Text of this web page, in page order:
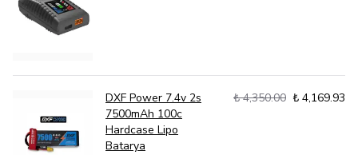
DXF Power 7.4v 2s
7500mAh 100c
Hardcase Lipo
Batarya
₺ 4,350.00 ₺ 4,169.93